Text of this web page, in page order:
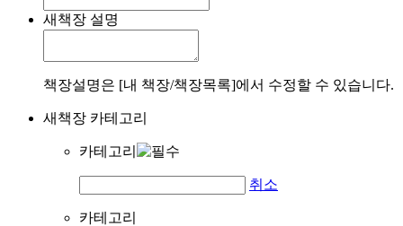
새책장 설명
책장설명은 [내 책장/책장목록]에서 수정할 수 있습니다.
새책장 카테고리
카테고리
취소
카테고리